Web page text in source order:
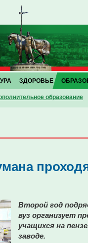
ЗДОРОВЬЕ
образование
Второй год
вуз организует
учащихся на
заводе.